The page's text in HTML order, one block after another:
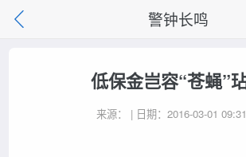
警钟长鸣
低保金岂容“苍蝇”
来源： | 日期：2016-03-01